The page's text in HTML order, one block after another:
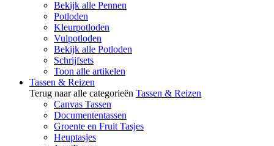
Bekijk alle Pennen
Potloden
Kleurpotloden
Vulpotloden
Bekijk alle Potloden
Schrijfsets
Toon alle artikelen
Tassen & Reizen
Terug naar alle categorieën Tassen & Reizen
Canvas Tassen
Documententassen
Groente en Fruit Tasjes
Heuptasjes